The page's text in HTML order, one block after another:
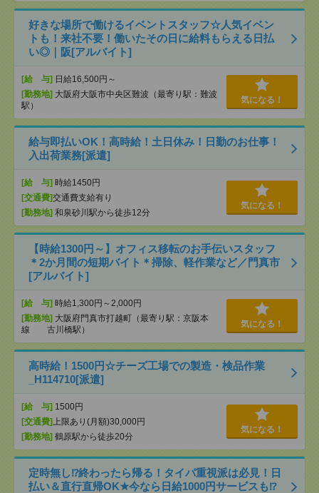
好きな場所で働けるイベントスタッフ☆人気イベン
トも！来社不要！働いたその日に給料もらえる日払
い◎｜阪[アルバイト]
[給 与] 日給16,500円～
[勤務地] 大阪府大阪市中央区難波（最寄り駅：難波
駅）
気になる！
給与即払いOK！高時給！土日休み！日勤のお仕事！
入出荷業務[派遣]
[給 与] 時給1450円
[交通費]交通費支給有り
[勤務地] 和泉砂川駅から徒歩12分
気になる！
【時給1300円～】オフィス移転のお手伝いスタッフ
＊2か月間の短期バイト＊掃除、軽作業など／門真市
[アルバイト]
[給 与] 時給1,300円～2,000円
[勤務地] 大阪府門真市打越町（最寄り駅：京阪本
線 古川橋駅）
気になる！
高時給！1500円☆チーズ工場での製造・検品作業
_H114710[派遣]
[給 与] 1500円
[交通費] 上限あり(月額)30,000円
[勤務地] 鶴原駅から徒歩20分
気になる！
定時無し⁉終わったら帰る！タイパ重視派は必見！日
払い＆直行直帰OK★今なら日給1000円サービスも⁉